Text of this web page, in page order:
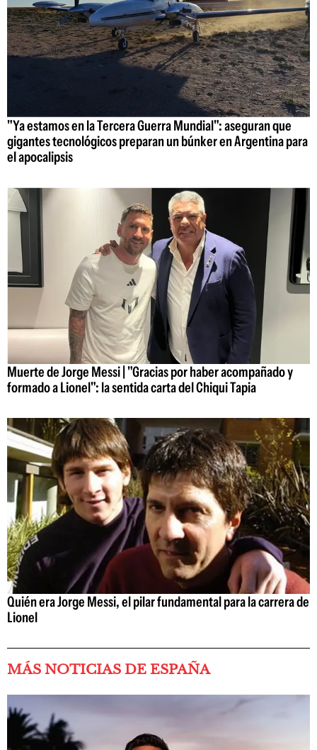
"Ya estamos en la Tercera Guerra Mundial": aseguran que
gigantes tecnológicos preparan un búnker en Argentina para
el apocalipsis
Muerte de Jorge Messi | "Gracias por haber acompañado y
formado a Lionel": la sentida carta del Chiqui Tapia
Quién era Jorge Messi, el pilar fundamental para la carrera de
Lionel
MÁS NOTICIAS DE ESPAÑA